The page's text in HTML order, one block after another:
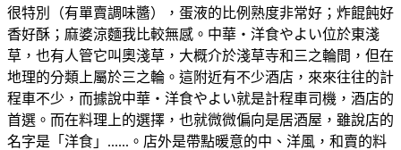
很特別（有單賣調味醬），蛋液的比例熟度非常好；炸餛飩好
香好酥；麻婆涼麵我比較無感。中華・洋食やよい位於東淺
草，也有人管它叫奧淺草，大概介於淺草寺和三之輪間，但在
地理的分類上屬於三之輪。這附近有不少酒店，來來往往的計
程車不少，而據說中華・洋食やよい就是計程車司機，酒店的
首選。而在料理上的選擇，也就微微偏向是居酒屋，雖說店的
名字是「洋食」......。店外是帶點暖意的中、洋風，和賣的料